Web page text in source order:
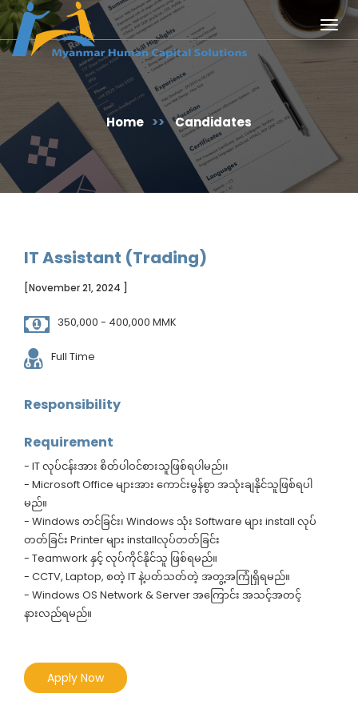
Home >> Candidates
IT Assistant (Trading)
[November 21, 2024 ]
350,000 - 400,000 MMK
Full Time
Responsibility
Requirement
- IT လုပ်ငန်းအား စိတ်ပါဝင်စားသူဖြစ်ရပါမည်၊၊
- Microsoft Office များအား ကောင်းမွန်စွာ အသုံးချနိုင်သူဖြစ်ရပါ
မည်။
- Windows တင်ခြင်း၊ Windows သုံး Software များ install လုပ်
တတ်ခြင်း Printer များ installလုပ်တတ်ခြင်း
- Teamwork နှင့် လုပ်ကိုင်နိုင်သူ ဖြစ်ရမည်။
- CCTV, Laptop, စတဲ့ IT နဲ့ပတ်သတ်တဲ့ အတွ့အကြုံရှိရမည်။
- Windows OS Network & Server အကြောင်း အသင့်အတင့်
နားလည်ရမည်။
Apply Now